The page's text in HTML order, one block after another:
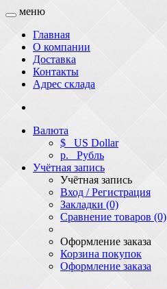
меню
Главная
О компании
Доставка
Контакты
Адрес склада
Валюта
$ US Dollar
р. Рубль
Учётная запись
Учётная запись
Вход / Регистрация
Закладки (0)
Сравнение товаров (0)
Оформление заказа
Корзина покупок
Оформление заказа